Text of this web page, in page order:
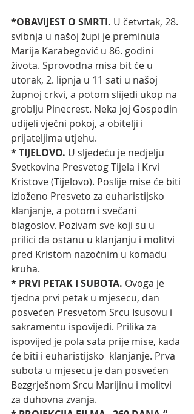
*OBAVIJEST O SMRTI. U četvrtak, 28.
svibnja u našoj župi je preminula
Marija Karabegović u 86. godini
života. Sprovodna misa bit će u
utorak, 2. lipnja u 11 sati u našoj
župnoj crkvi, a potom slijedi ukop na
groblju Pinecrest. Neka joj Gospodin
udijeli vječni pokoj, a obitelji i
prijateljima utjehu.
* TIJELOVO. U sljedeću je nedjelju
Svetkovina Presvetog Tijela i Krvi
Kristove (Tijelovo). Poslije mise će biti
izloženo Presveto za euharistijsko
klanjanje, a potom i svečani
blagoslov. Pozivam sve koji su u
prilici da ostanu u klanjanju i molitvi
pred Kristom nazočnim u komadu
kruha.
* PRVI PETAK I SUBOTA. Ovoga je
tjedna prvi petak u mjesecu, dan
posvećen Presvetom Srcu Isusovu i
sakramentu ispovijedi. Prilika za
ispovijed je pola sata prije mise, kada
će biti i euharistijsko  klanjanje. Prva
subota u mjesecu je dan posvećen
Bezgrješnom Srcu Marijinu i molitvi
za duhovna zvanja.